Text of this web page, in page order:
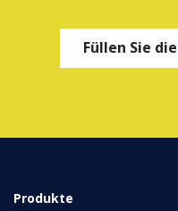
Füllen Sie
Produkte